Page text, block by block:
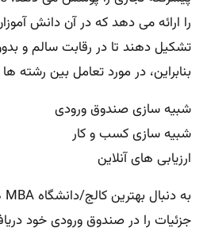
را ارائه می دهد که در آن دانش
تشکیل دهند تا در رقابت سالم و
بنابراین، در مورد تعامل بین رشته
شبیه سازی صندوق ورودی
شبیه سازی کسب و کار
ارزیابی های آنلاین
به دنبال بهترین کالج/دانشگاه MBA هستید؟
جزئیات را در صندوق ورودی خود